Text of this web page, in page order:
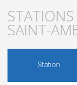
SAINT-
Station